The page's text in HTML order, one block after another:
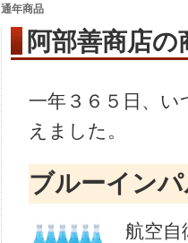
通年商品
阿部善商店の
一年３６５日、
えました。
ブルーイン
航空自